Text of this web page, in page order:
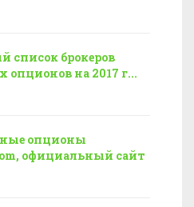
список брокеров
опционов на 2017 г...
опционы
официальный сайт